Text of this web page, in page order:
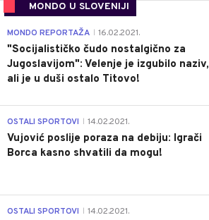
MONDO U SLOVENIJI
MONDO REPORTAŽA 16.02.2021.
"Socijalističko čudo nostalgično za
Jugoslavijom": Velenje je izgubilo naziv,
ali je u duši ostalo Titovo!
OSTALI SPORTOVI 14.02.2021.
Vujović poslije poraza na debiju: Igrači
Borca kasno shvatili da mogu!
OSTALI SPORTOVI 14.02.2021.